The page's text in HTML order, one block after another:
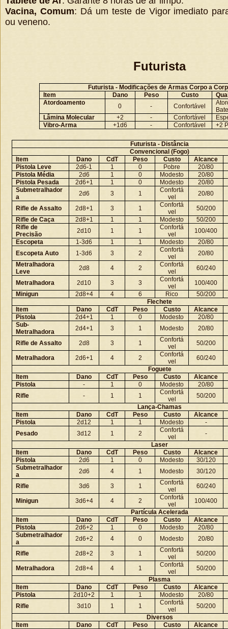
Vacina, Comum: Dá um teste de Vigor imediato
ou veneno.
Futurista
Futurista - Modificações de Armas Corpo a
Item
Dano Peso Custo
Atordoamento
0 - Confortável
Lâmina Molecular
+2 - Confortável
Vibro-Arma
+1d6 - Confortável +2
Futurista - Distância
Convencional (Fogo)
Item
Dano CdT Peso Custo
Alcance
Pistola Leve
2d6-1 1 0 Pobre
20/80
Pistola Média
2d6 1 0 Modesto
20/80
Pistola Pesada
2d6+1 1 0 Modesto
20/80
Submetralhador
a
2d6 3 1
Confortá
vel
20/80
Rifle de Assalto 2d8+1 3 1
Confortá
vel
50/200
Rifle de Caça
2d8+1 1 1 Modesto
50/200
Rifle de
Precisão
2d10 1 1
Confortá
vel
100/400
Escopeta
1-3d6 1 1 Modesto
20/80
Escopeta Auto
1-3d6 3 2
Confortá
vel
20/80
Metralhadora
Leve
2d8 4 2
Confortá
vel
60/240
Metralhadora 2d10 3 3
Confortá
vel
100/400
Minigun
2d8+4 4 6 Rico
50/200
Flechete
Item
Dano CdT Peso Custo
Alcance
Pistola
2d4+1 1 0 Modesto
20/80
Sub-
Metralhadora
2d4+1 3 1 Modesto 20/80
Rifle de Assalto 2d8 3 1
Confortá
vel
50/200
Metralhadora 2d6+1 4 2
Confortá
vel
60/240
Foguete
Item
Dano CdT Peso Custo
Alcance
Pistola
- 1 0 Modesto
20/80
Rifle
- 1 1
Confortá
vel
50/200
Lança-Chamas
Item
Dano CdT Peso Custo
Alcance
Pistola
2d12 1 1 Modesto
-
Pesado
3d12 1 2
Confortá
vel
-
Laser
Item
Dano CdT Peso Custo
Alcance
Pistola
2d6 1 0 Modesto
30/120
Submetralhador
a
2d6 4 1 Modesto 30/120
Rifle 3d6 3 1
Confortá
vel
60/240
Minigun 3d6+4 4 2
Confortá
vel
100/400
Partícula Acelerada
Item
Dano CdT Peso Custo
Alcance
Pistola
2d6+2 1 0 Modesto
20/80
Submetralhador
a
2d6+2 4 0 Modesto 20/80
Rifle 2d8+2 3 1
Confortá
vel
50/200
Metralhadora 2d8+4 4 1
Confortá
vel
50/200
Plasma
Item
Dano CdT Peso Custo
Alcance
Pistola
2d10+2 1 1 Modesto
20/80
Rifle
3d10 1 1
Confortá
vel
50/200
Diversos
Item
Dano CdT Peso Custo Alcance